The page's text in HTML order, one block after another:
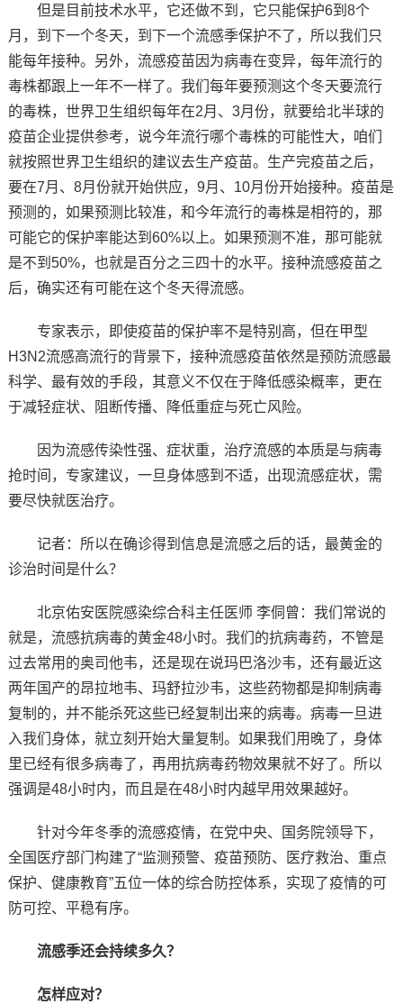
但是目前技术水平，它还做不到，它只能保护6到8个
月，到下一个冬天，到下一个流感季保护不了，所以我们只
能每年接种。另外，流感疫苗因为病毒在变异，每年流行的
毒株都跟上一年不一样了。我们每年要预测这个冬天要流行
的毒株，世界卫生组织每年在2月、3月份，就要给北半球的
疫苗企业提供参考，说今年流行哪个毒株的可能性大，咱们
就按照世界卫生组织的建议去生产疫苗。生产完疫苗之后，
要在7月、8月份就开始供应，9月、10月份开始接种。疫苗是
预测的，如果预测比较准，和今年流行的毒株是相符的，那
可能它的保护率能达到60%以上。如果预测不准，那可能就
是不到50%，也就是百分之三四十的水平。接种流感疫苗之
后，确实还有可能在这个冬天得流感。
专家表示，即使疫苗的保护率不是特别高，但在甲型
H3N2流感高流行的背景下，接种流感疫苗依然是预防流感最
科学、最有效的手段，其意义不仅在于降低感染概率，更在
于减轻症状、阻断传播、降低重症与死亡风险。
因为流感传染性强、症状重，治疗流感的本质是与病毒
抢时间，专家建议，一旦身体感到不适，出现流感症状，需
要尽快就医治疗。
记者：所以在确诊得到信息是流感之后的话，最黄金的
诊治时间是什么？
北京佑安医院感染综合科主任医师 李侗曾：我们常说的
就是，流感抗病毒的黄金48小时。我们的抗病毒药，不管是
过去常用的奥司他韦，还是现在说玛巴洛沙韦，还有最近这
两年国产的昂拉地韦、玛舒拉沙韦，这些药物都是抑制病毒
复制的，并不能杀死这些已经复制出来的病毒。病毒一旦进
入我们身体，就立刻开始大量复制。如果我们用晚了，身体
里已经有很多病毒了，再用抗病毒药物效果就不好了。所以
强调是48小时内，而且是在48小时内越早用效果越好。
针对今年冬季的流感疫情，在党中央、国务院领导下，
全国医疗部门构建了“监测预警、疫苗预防、医疗救治、重点
保护、健康教育”五位一体的综合防控体系，实现了疫情的可
防可控、平稳有序。
流感季还会持续多久？
怎样应对？